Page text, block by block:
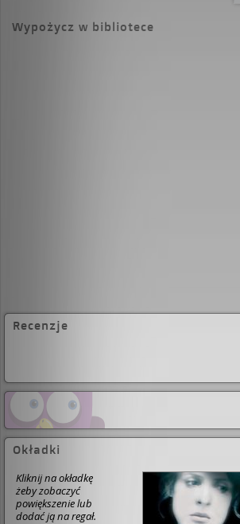
Wypożycz w bibliotece
Recenzje
Okładki
Kliknij na okładkę
żeby zobaczyć
powiększenie lub
dodać ją na regał.